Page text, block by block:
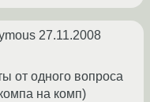
27.11.2008
от одного вопроса
на комп)